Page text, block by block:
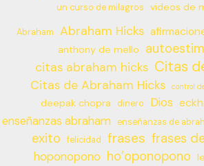
un curso de milagros
videos de
Abraham Abraham Hicks
anthony de mello
citas abraham hicks Citas
Citas de Abraham Hicks control
deepak chopra dinero Dios
enseñanzas abraham enseñanzas de
exito felicidad frases frases
hoponopono ho’oponopono